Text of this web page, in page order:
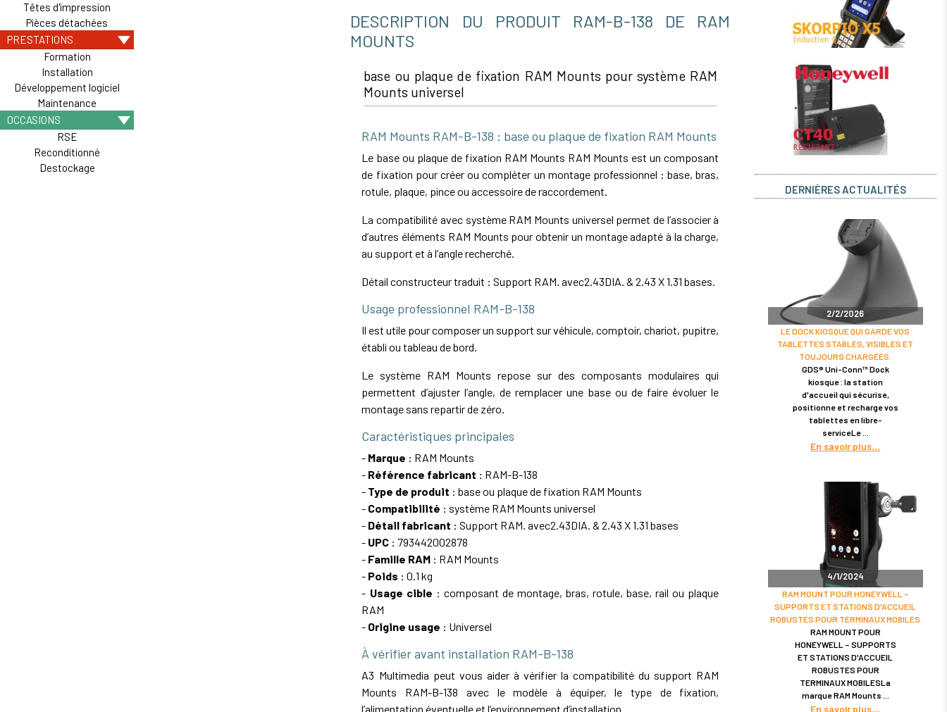
Têtes d'impression
Pièces détachées
PRESTATIONS
Formation
Installation
Développement logiciel
Maintenance
OCCASIONS
RSE
Reconditionné
Destockage
DESCRIPTION DU PRODUIT RAM-B-138 DE RAM
MOUNTS
base ou plaque de fixation RAM Mounts pour système RAM
Mounts universel
RAM Mounts RAM-B-138 : base ou plaque de fixation RAM Mounts
Le base ou plaque de fixation RAM Mounts RAM Mounts est un composant
de fixation pour créer ou compléter un montage professionnel : base, bras,
rotule, plaque, pince ou accessoire de raccordement.
La compatibilité avec système RAM Mounts universel permet de l’associer à
d’autres éléments RAM Mounts pour obtenir un montage adapté à la charge,
au support et à l’angle recherché.
Détail constructeur traduit : Support RAM. avec2.43DIA. & 2.43 X 1.31 bases.
Usage professionnel RAM-B-138
Il est utile pour composer un support sur véhicule, comptoir, chariot, pupitre,
établi ou tableau de bord.
Le système RAM Mounts repose sur des composants modulaires qui
permettent d’ajuster l’angle, de remplacer une base ou de faire évoluer le
montage sans repartir de zéro.
Caractéristiques principales
- Marque : RAM Mounts
- Référence fabricant : RAM-B-138
- Type de produit : base ou plaque de fixation RAM Mounts
- Compatibilité : système RAM Mounts universel
- Détail fabricant : Support RAM. avec2.43DIA. & 2.43 X 1.31 bases
- UPC : 793442002878
- Famille RAM : RAM Mounts
- Poids : 0.1 kg
- Usage cible : composant de montage, bras, rotule, base, rail ou plaque
RAM
- Origine usage : Universel
À vérifier avant installation RAM-B-138
A3 Multimedia peut vous aider à vérifier la compatibilité du support RAM
Mounts RAM-B-138 avec le modèle à équiper, le type de fixation,
l’alimentation éventuelle et l’environnement d’installation.
DERNIÈRES ACTUALITÉS
2/2/2026
LE DOCK KIOSQUE QUI GARDE VOS
TABLETTES STABLES, VISIBLES ET
TOUJOURS CHARGÉES.
GDS® Uni-Conn™ Dock
kiosque : la station
d'accueil qui sécurise,
positionne et recharge vos
tablettes en libre-
serviceLe
En savoir plus
4/1/2024
RAM MOUNT POUR HONEYWELL –
SUPPORTS ET STATIONS D'ACCUEIL
ROBUSTES POUR TERMINAUX MOBILES
RAM MOUNT POUR
HONEYWELL – SUPPORTS
ET STATIONS D'ACCUEIL
ROBUSTES POUR
TERMINAUX MOBILESLa
marque RAM Mounts
En savoir plus